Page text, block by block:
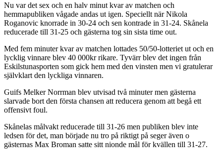
Nu var det sex och en halv minut kvar av matchen och
hemmapubliken vågade andas ut igen. Speciellt när Nikola
Roganovic knorrade in 30-24 och sen kontrade in 31-24. Skånela
reducerade till 31-25 och gästerna tog sin sista time out.
Med fem minuter kvar av matchen lottades 50/50-lotteriet ut och en
lycklig vinnare blev 40 000kr rikare. Tyvärr blev det ingen från
Eskilstunasporten som gick hem med den vinsten men vi gratulerar
självklart den lyckliga vinnaren.
Guifs Melker Norrman blev utvisad två minuter men gästerna
slarvade bort den första chansen att reducera genom att begå ett
offensivt foul.
Skånelas målvakt reducerade till 31-26 men publiken blev inte
ledsen för det, man började nu tro på riktigt på seger även o
gästernas Max Broman satte sitt nionde mål för kvällen till 31-27.